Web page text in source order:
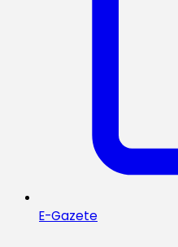
E-Gazete